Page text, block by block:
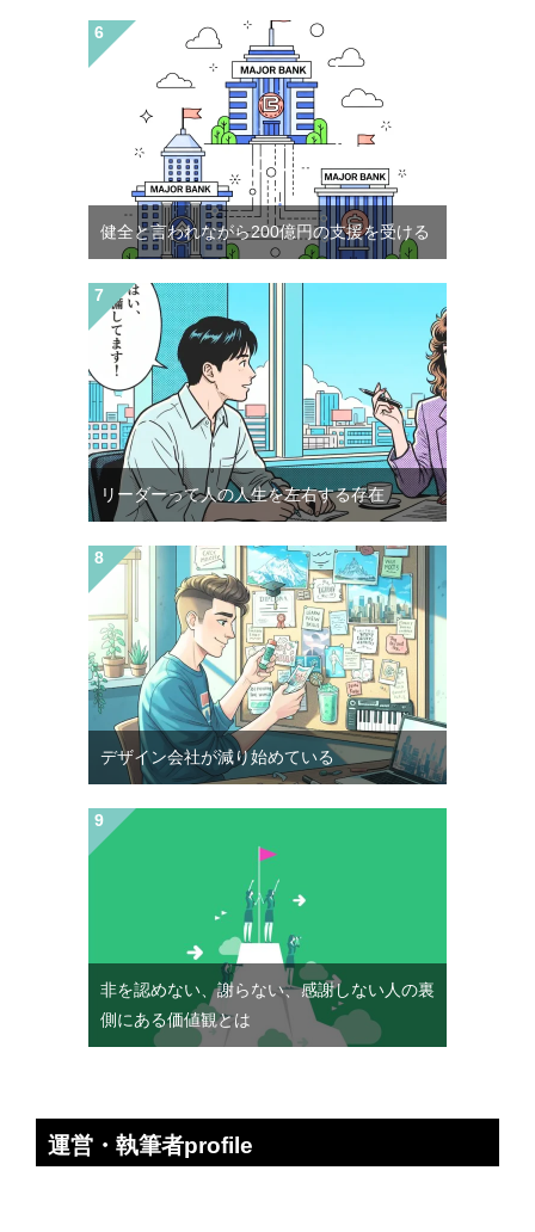
健全と言われながら200億円の支援を受ける
リーダーって人の人生を左右する存在
デザイン会社が減り始めている
非を認めない、謝らない、感謝しない人の裏
側にある価値観とは
運営・執筆者profile